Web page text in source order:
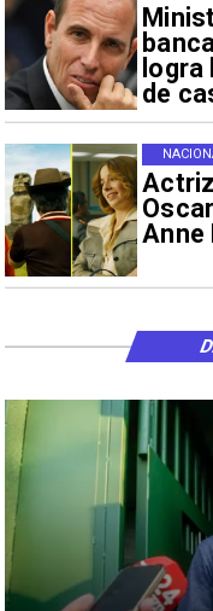
de
Anne